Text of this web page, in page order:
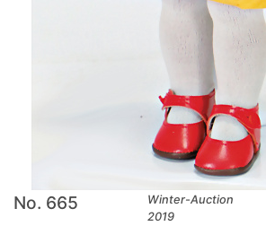
No. 665
Winter-Auction
2019